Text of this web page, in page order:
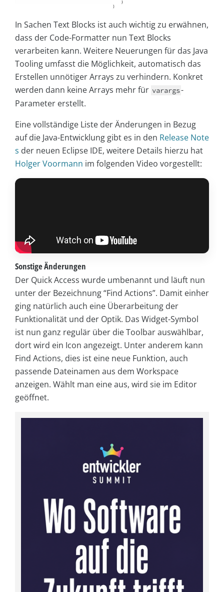
In Sachen Text Blocks ist auch wichtig zu erwähnen,
dass der Code-Formatter nun Text Blocks
verarbeiten kann. Weitere Neuerungen für das Java
Tooling umfasst die Möglichkeit, automatisch das
Erstellen unnötiger Arrays zu verhindern. Konkret
werden dann keine Arrays mehr für varargs-
Parameter erstellt.
Eine vollständige Liste der Änderungen in Bezug
auf die Java-Entwicklung gibt es in den Release Note
s der neuen Eclipse IDE, weitere Details hierzu hat
Holger Voormann im folgenden Video vorgestellt:
Sonstige Änderungen
Der Quick Access wurde umbenannt und läuft nun
unter der Bezeichnung “Find Actions”. Damit einher
ging natürlich auch eine Überarbeitung der
Funktionalität und der Optik. Das Widget-Symbol
ist nun ganz regulär über die Toolbar auswählbar,
dort wird ein Icon angezeigt. Unter anderem kann
Find Actions, dies ist eine neue Funktion, auch
passende Dateinamen aus dem Workspace
anzeigen. Wählt man eine aus, wird sie im Editor
geöffnet.